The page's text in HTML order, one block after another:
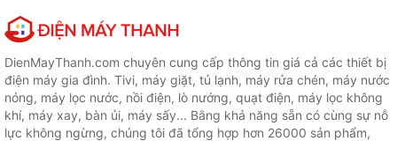
DienMayThanh.com chuyên cung cấp thông tin giá cả các thiết bị
điện máy gia đình. Tivi, máy giặt, tủ lạnh, máy rửa chén, máy nước
nóng, máy lọc nước, nồi điện, lò nướng, quạt điện, máy lọc không
khí, máy xay, bàn ủi, máy sấy... Bằng khả năng sẵn có cùng sự nỗ
lực không ngừng, chúng tôi đã tổng hợp hơn 26000 sản phẩm,